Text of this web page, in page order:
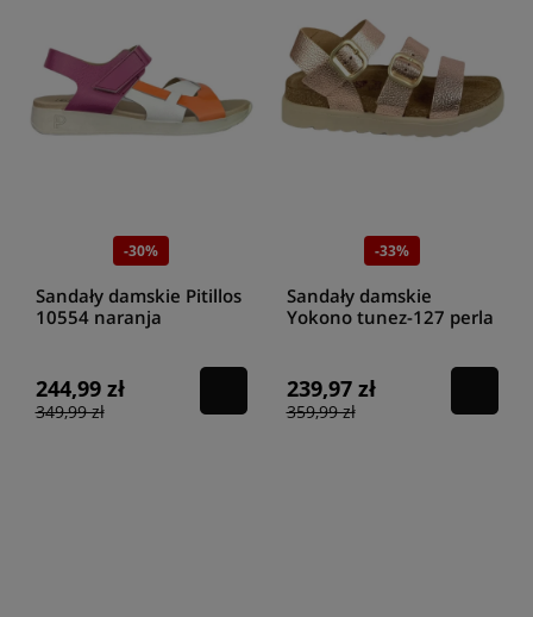
-30%
Sandały damskie Pitillos
10554 naranja
244,99 zł
349,99 zł
-33%
Sandały damskie
Yokono tunez-127 perla
239,97 zł
359,99 zł